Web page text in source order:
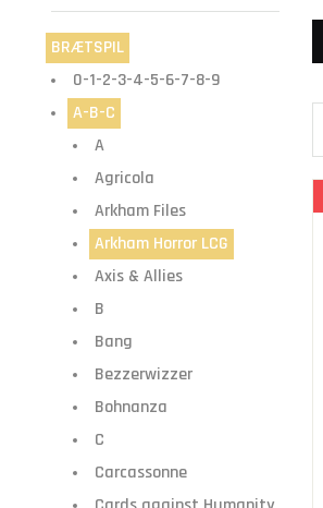
BRÆTSPIL
0-1-2-3-4-5-6-7-8-9
A-B-C
A
Agricola
Arkham Files
Arkham Horror LCG
Axis & Allies
B
Bang
Bezzerwizzer
Bohnanza
C
Carcassonne